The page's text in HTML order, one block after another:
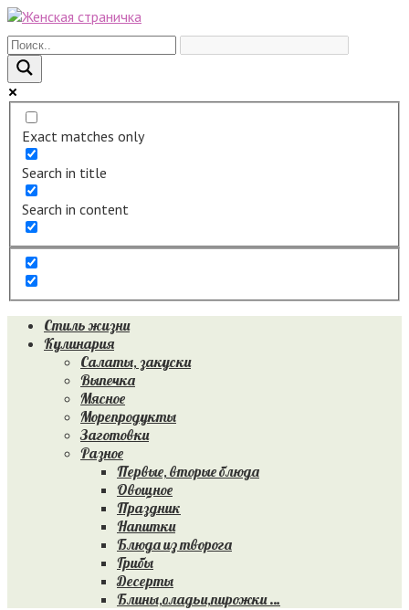
Перейти
к
контенту
Exact matches only
Search in title
Search in content
Стиль жизни
Кулинария
Салаты, закуски
Выпечка
Мясное
Морепродукты
Заготовки
Разное
Первые, вторые блюда
Овощное
Праздник
Напитки
Блюда из творога
Грибы
Десерты
Блины,оладьи,пирожки …